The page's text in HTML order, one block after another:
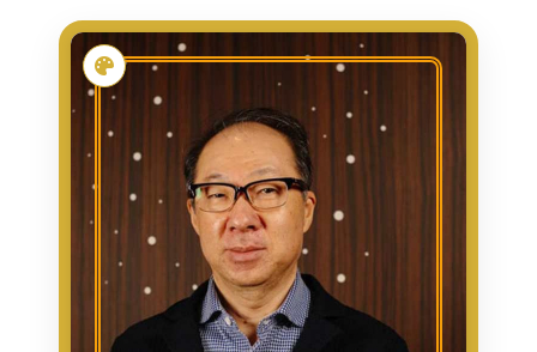
KONDO KŌJI
KONDŌ
KŌJI
1961/08/13
COMPOSITION DE LA
BANDE-SON DU JEU
D'ARCADE PUNCH-OUT!!
1984/02/01
COMPOSITEUR DE
MUSIQUE DE JEUX
VIDÉO, SOUND
DESIGNER